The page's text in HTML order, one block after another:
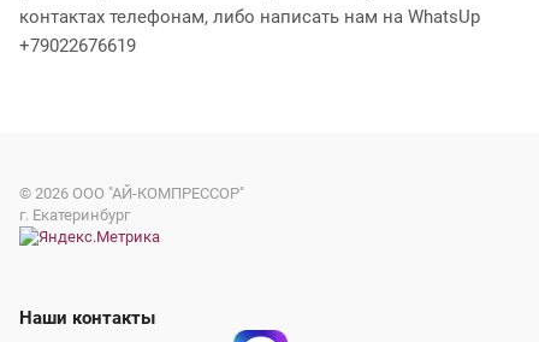
контактах телефонам, либо написать нам на WhatsUp
+79022676619
© 2026 ООО "АЙ-КОМПРЕССОР"
г. Екатеринбург
Наши контакты